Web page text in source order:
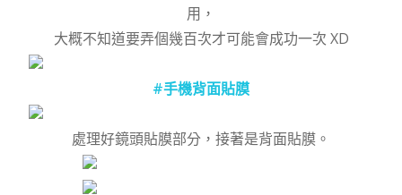
用，
大概不知道要弄個幾百次才可能會成功一次 XD
#手機背面貼膜
處理好鏡頭貼膜部分，接著是背面貼膜。